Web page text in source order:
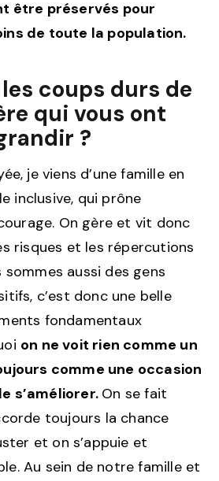
être préservés pour
de toute la population.
coups durs de
qui vous ont
?
je viens d’une famille en
inclusive, qui prône
On gère et vit donc
risques et les répercutions
aussi des gens
c’est donc une belle
fondamentaux
on ne voit rien comme un
comme une occasion
s’améliorer. On se fait
toujours la chance
et on s’appuie et
Au sein de notre famille et